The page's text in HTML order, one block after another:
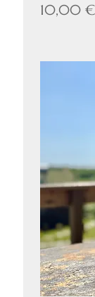
10,00 €